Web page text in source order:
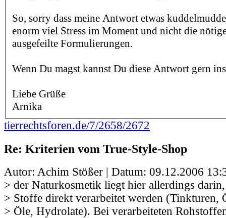
So, sorry dass meine Antwort etwas
enorm viel Stress im Moment und nicht die
ausgefeilte Formulierungen.
Wenn Du magst kannst Du diese Antwort gern
Liebe Grüße
Arnika
tierrechtsforen.de/7/2658/2672
Re: Kriterien vom True-Style-Shop
Autor: Achim Stößer | Datum: 09.12.2006
> der Naturkosmetik liegt hier allerdings
> Stoffe direkt verarbeitet werden (Tinkturen,
> Öle, Hydrolate). Bei verarbeiteten